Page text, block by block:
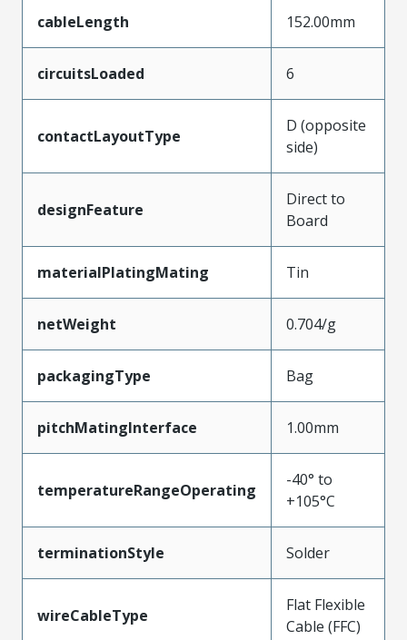
cableLength 152.00mm
circuitsLoaded 6
contactLayoutType
D (opposite
side)
designFeature
Direct to
Board
materialPlatingMating Tin
netWeight 0.704/g
packagingType Bag
pitchMatingInterface 1.00mm
temperatureRangeOperating
-40° to
+105°C
terminationStyle Solder
wireCableType
Flat Flexible
Cable (FFC)